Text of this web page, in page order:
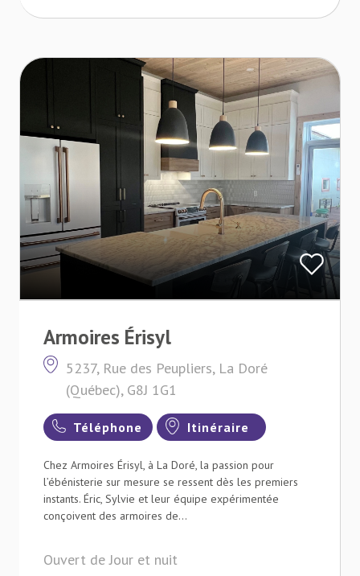
Armoires Érisyl
5237, Rue des Peupliers, La Doré
(Québec), G8J 1G1
Téléphone Itinéraire
Chez Armoires Érisyl, à La Doré, la passion pour
l’ébénisterie sur mesure se ressent dès les premiers
instants. Éric, Sylvie et leur équipe expérimentée
conçoivent des armoires de...
Ouvert de Jour et nuit